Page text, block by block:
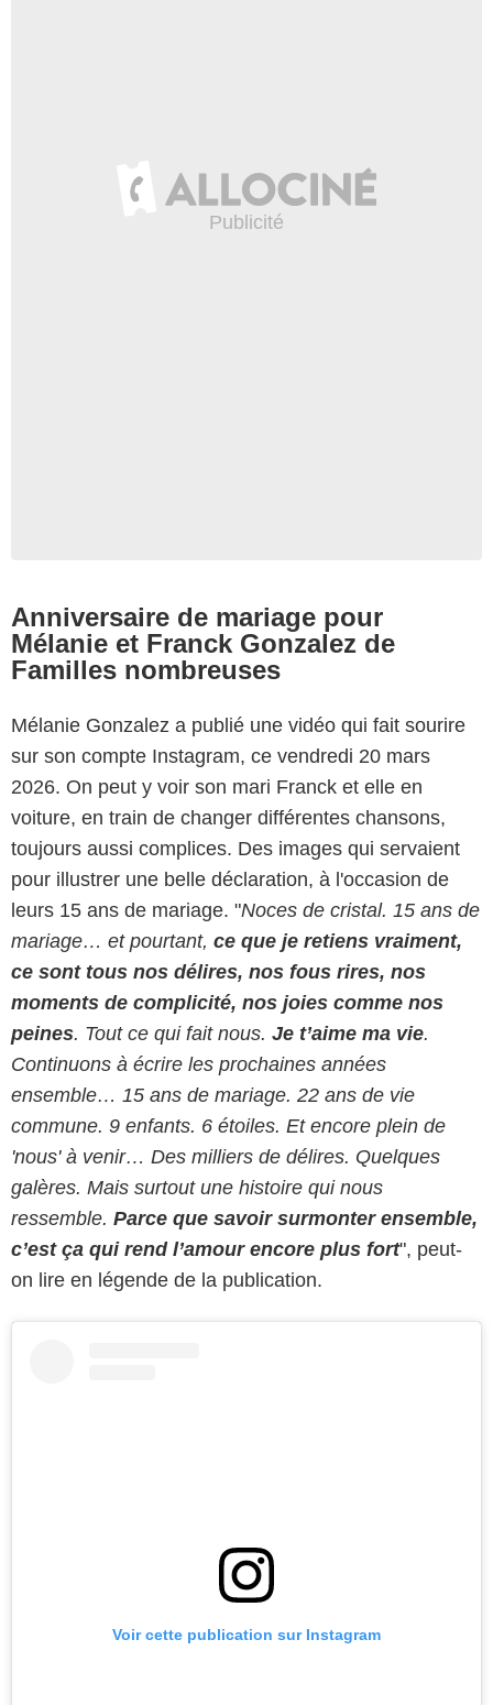
Anniversaire de mariage pour
Mélanie et Franck Gonzalez de
Familles nombreuses
Mélanie Gonzalez a publié une vidéo qui fait sourire
sur son compte Instagram, ce vendredi 20 mars
2026. On peut y voir son mari Franck et elle en
voiture, en train de changer différentes chansons,
toujours aussi complices. Des images qui servaient
pour illustrer une belle déclaration, à l'occasion de
leurs 15 ans de mariage. "Noces de cristal. 15 ans de
mariage… et pourtant, ce que je retiens vraiment,
ce sont tous nos délires, nos fous rires, nos
moments de complicité, nos joies comme nos
peines. Tout ce qui fait nous. Je t’aime ma vie.
Continuons à écrire les prochaines années
ensemble… 15 ans de mariage. 22 ans de vie
commune. 9 enfants. 6 étoiles. Et encore plein de
'nous' à venir… Des milliers de délires. Quelques
galères. Mais surtout une histoire qui nous
ressemble. Parce que savoir surmonter ensemble,
c’est ça qui rend l’amour encore plus fort", peut-
on lire en légende de la publication.
Voir cette publication sur Instagram